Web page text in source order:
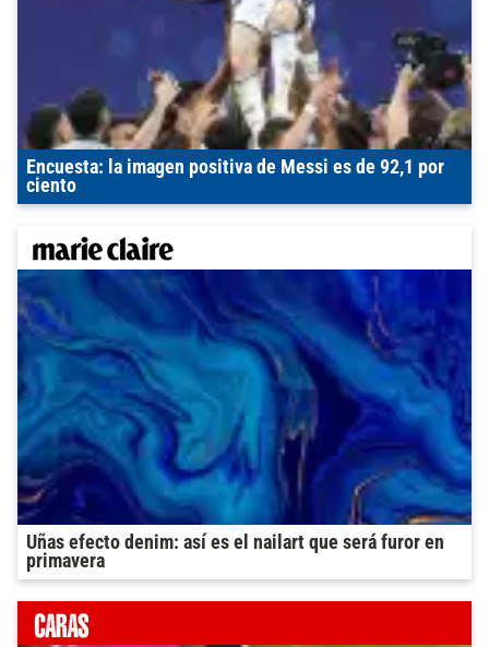
Encuesta: la imagen positiva de Messi es de 92,1 por
ciento
Uñas efecto denim: así es el nailart que será furor en
primavera